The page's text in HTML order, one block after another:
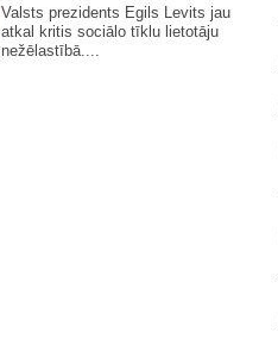
Valsts prezidents Egils Levits jau
atkal kritis sociālo tīklu lietotāju
nežēlastībā....